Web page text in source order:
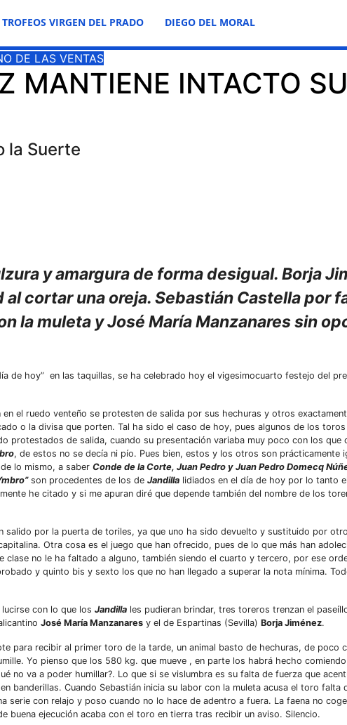
TROFEOS VIRGEN DEL PRADO DIEGO DEL MORAL
DE LAS VENTAS
MANTIENE INTACTO
la Suerte
y amargura de forma desigual. Borja
cortar una oreja. Sebastián Castella por
la muleta y José María Manzanares sin
de hoy” en las taquillas, se ha celebrado hoy el vigesimocuarto festejo del
el ruedo venteño se protesten de salida por sus hechuras y otros
o la divisa que porten. Tal ha sido el caso de hoy, pues algunos de los
protestados de salida, cuando su presentación variaba muy poco con los que
, de estos no se decía ni pío. Pues bien, estos y los otros son prácticamente
lo mismo, a saber Conde de la Corte, Juan Pedro y Juan Pedro Domecq
son procedentes de los de Jandilla lidiados en el día de hoy por lo tanto
he citado y si me apuran diré que depende también del nombre de los
salido por la puerta de toriles, ya que uno ha sido devuelto y sustituido por
Otra cosa es el juego que han ofrecido, pues de lo que más han
clase no le ha faltado a alguno, también siendo el cuarto y tercero, por ese
y quinto bis y sexto los que no han llegado a superar la nota mínima.
con lo que los Jandilla les pudieran brindar, tres toreros trenzan el
José María Manzanares y el de Espartinas (Sevilla) Borja Jiménez.
para recibir al primer toro de la tarde, un animal basto de hechuras, de poco
Yo pienso que los 580 kg. que mueve , en parte los habrá hecho
no va a poder humillar?. Lo que si se vislumbra es su falta de fuerza que
banderillas. Cuando Sebastián inicia su labor con la muleta acusa el toro falta
serie con relajo y poso cuando no lo hace de adentro a fuera. La faena no
buena ejecución acaba con el toro en tierra tras recibir un aviso. Silencio.